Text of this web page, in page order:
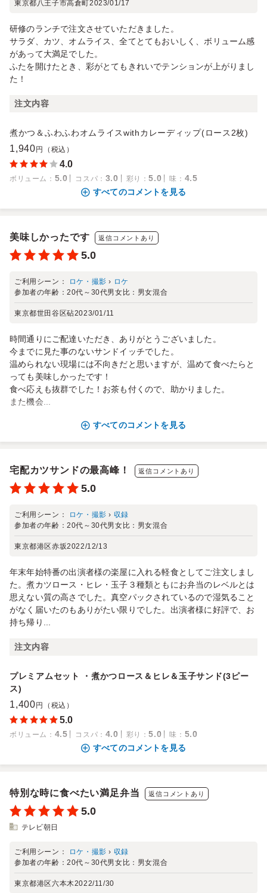
東京都八王子市高倉町2023/01/17
研修のランチで注文させていただきました。
サラダ、カツ、オムライス、全てとてもおいしく、ボリューム感
があって大満足でした。
ふたを開けたとき、彩がとてもきれいでテンションが上がりまし
た！
注文内容
煮かつ＆ふわふわオムライスwithカレーディップ(ロース2枚)
1,940 円（税込）
4.0
ボリューム ： 5.0 コスパ ： 3.0 彩り ：5.0 味 ： 4.5
すべてのコメントを見る
美味しかったです 返信コメントあり
5.0
ご利用シーン： ロケ・撮影 › ロケ
参加者の年齢：20代～30代男女比： 男女混合
東京都世田谷区砧2023/01/11
時間通りにご配達いただき、ありがとうございました。
今までに見た事のないサンドイッチでした。
温められない現場には不向きだと思いますが、温めて食べたらと
っても美味しかったです！
食べ応えも抜群でした！お茶も付くので、助かりました。
また機会...
すべてのコメントを見る
宅配カツサンドの最高峰！ 返信コメントあり
5.0
ご利用シーン： ロケ・撮影 › 収録
参加者の年齢：20代～30代男女比： 男女混合
東京都港区赤坂2022/12/13
年末年始特番の出演者様の楽屋に入れる軽食としてご注文しまし
た。煮カツロース・ヒレ・玉子３種類ともにお弁当のレベルとは
思えない質の高さでした。真空パックされているので湿気ること
がなく届いたのもありがたい限りでした。出演者様に好評で、お
持ち帰り...
注文内容
プレミアムセット ・煮かつロース＆ヒレ＆玉子サンド(3ピー
ス)
1,400 円（税込）
5.0
ボリューム ： 4.5 コスパ ： 4.0 彩り ：5.0 味 ： 5.0
すべてのコメントを見る
特別な時に食べたい満足弁当 返信コメントあり
5.0
テレビ朝日
ご利用シーン： ロケ・撮影 › 収録
参加者の年齢：20代～30代男女比： 男女混合
東京都港区六本木2022/11/30